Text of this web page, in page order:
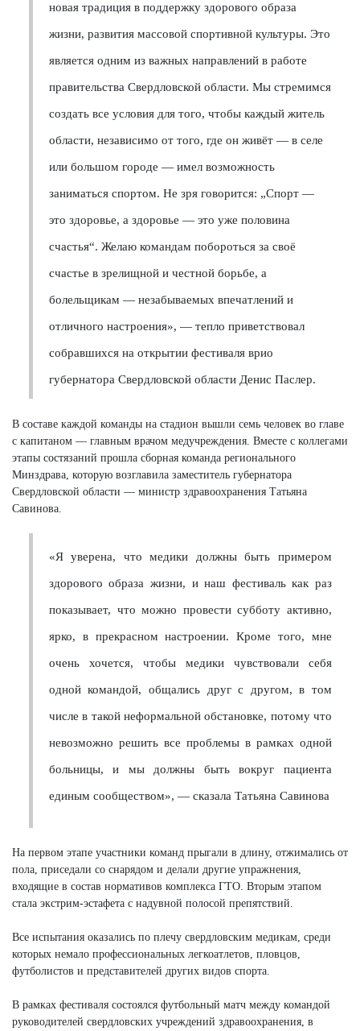
новая традиция в поддержку здорового образа
жизни, развития массовой спортивной культуры. Это
является одним из важных направлений в работе
правительства Свердловской области. Мы стремимся
создать все условия для того, чтобы каждый житель
области, независимо от того, где он живёт — в селе
или большом городе — имел возможность
заниматься спортом. Не зря говорится: „Спорт —
это здоровье, а здоровье — это уже половина
счастья“. Желаю командам побороться за своё
счастье в зрелищной и честной борьбе, а
болельщикам — незабываемых впечатлений и
отличного настроения», — тепло приветствовал
собравшихся на открытии фестиваля врио
губернатора Свердловской области Денис Паслер.
В составе каждой команды на стадион вышли семь человек во главе
с капитаном — главным врачом медучреждения. Вместе с коллегами
этапы состязаний прошла сборная команда регионального
Минздрава, которую возглавила заместитель губернатора
Свердловской области — министр здравоохранения Татьяна
Савинова.
«Я уверена, что медики должны быть примером
здорового образа жизни, и наш фестиваль как раз
показывает, что можно провести субботу активно,
ярко, в прекрасном настроении. Кроме того, мне
очень хочется, чтобы медики чувствовали себя
одной командой, общались друг с другом, в том
числе в такой неформальной обстановке, потому что
невозможно решить все проблемы в рамках одной
больницы, и мы должны быть вокруг пациента
единым сообществом», — сказала Татьяна Савинова
На первом этапе участники команд прыгали в длину, отжимались от
пола, приседали со снарядом и делали другие упражнения,
входящие в состав нормативов комплекса ГТО. Вторым этапом
стала экстрим-эстафета с надувной полосой препятствий.
Все испытания оказались по плечу свердловским медикам, среди
которых немало профессиональных легкоатлетов, пловцов,
футболистов и представителей других видов спорта.
В рамках фестиваля состоялся футбольный матч между командой
руководителей свердловских учреждений здравоохранения, в